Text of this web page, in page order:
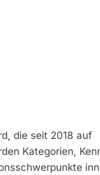
die seit 2018 auf
Kategorien,